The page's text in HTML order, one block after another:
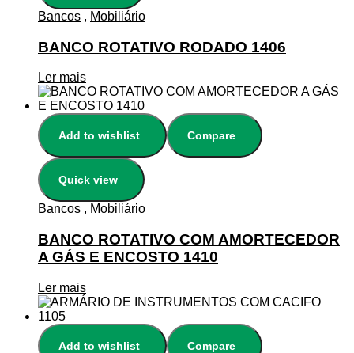
Bancos , Mobiliário
BANCO ROTATIVO RODADO 1406
Ler mais
Add to wishlist Compare
Quick view
Bancos , Mobiliário
BANCO ROTATIVO COM AMORTECEDOR
A GÁS E ENCOSTO 1410
Ler mais
Add to wishlist Compare